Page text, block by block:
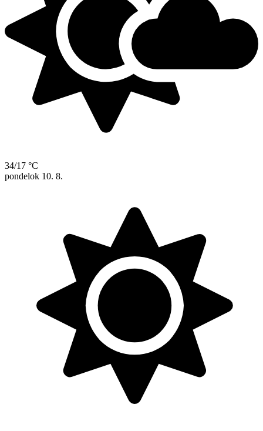
34/17 °C
pondelok 10. 8.